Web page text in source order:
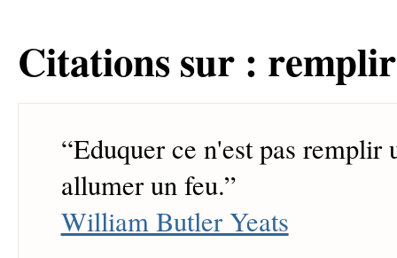
Citations sur : remplir
“Eduquer ce n'est pas remplir
allumer un feu.”
William Butler Yeats